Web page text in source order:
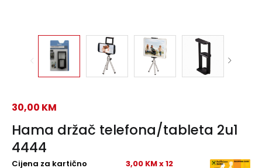
Hama držač telefona/tableta 2u1
4444
30,00 KM
Cijena za kartično
3,00 KM x 12